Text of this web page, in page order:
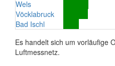
Wels
Vöcklabruck
Bad Ischl
Es handelt sich um vorläufige
Luftmessnetz.